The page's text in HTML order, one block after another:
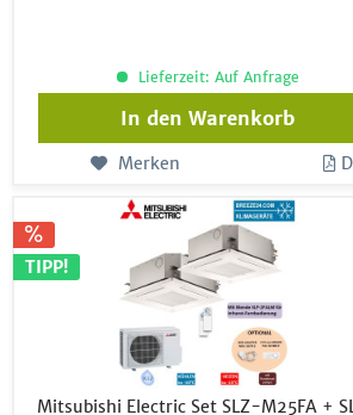
Lieferzeit: Auf Anfrage
In den Warenkorb
Merken
TIPP!
Mitsubishi Electric Set SLZ-M25FA +